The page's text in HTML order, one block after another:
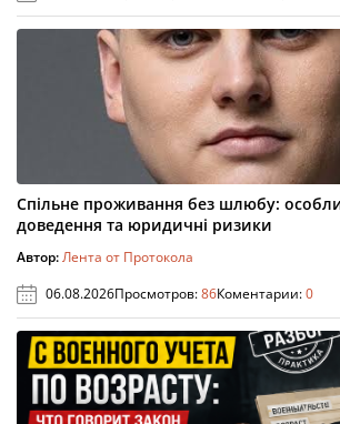
Спільне проживання без шлюбу:
доведення та юридичні ризики
Автор:Лента от Протокола
06.08.2026Просмотров:86Коментарии:0